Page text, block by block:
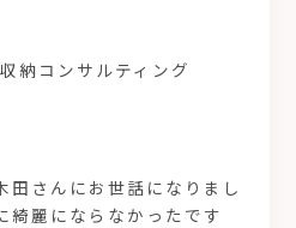
納コンサルティング
田さんにお世話になりまし
綺麗にならなかったです